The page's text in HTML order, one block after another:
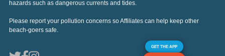
hazards such as dangerous currents and tides.
Please report your pollution concerns so Affiliates can help keep other
beach-goers safe.
GET THE APP